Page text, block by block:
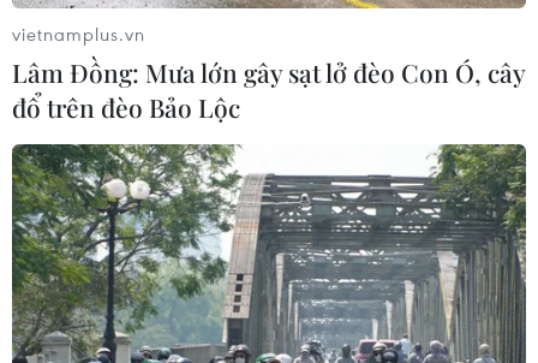
vietnamplus.vn
Lâm Đồng: Mưa lớn gây sạt lở đèo Con Ó, cây
đổ trên đèo Bảo Lộc